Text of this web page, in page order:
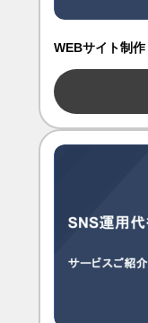
WEBサイト制作